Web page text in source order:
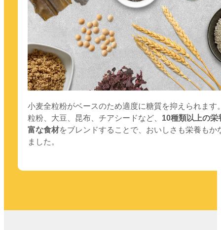
小麦全粒粉がベースのため適度に糖質を抑えられます
粒粉、大豆、昆布、チアシードなど、 10種類以上の栄
富な食材をブレンドすることで、おいしさも栄養もか
ました。